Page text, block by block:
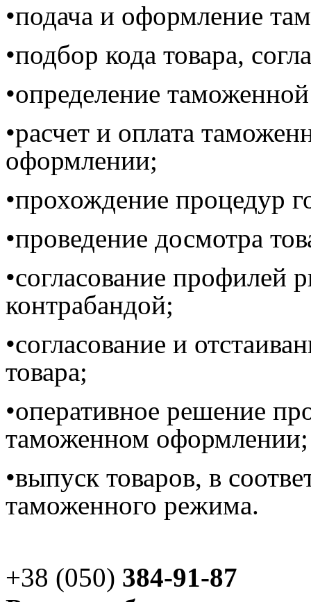
•подача и оформление
•подбор кода товара,
•определение
•расчет и оплата
оформлении;
•прохождение процедур
•проведение досмотра
•согласование профилей
контрабандой;
•согласование и
товара;
•оперативное решение
таможенном оформлении;
•выпуск товаров, в
таможенного режима.
+38 (050) 384-91-87